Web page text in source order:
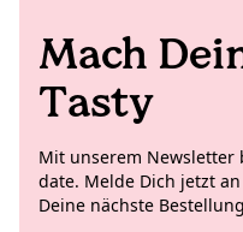
Mach
Tasty
Mit unserem
date. Melde Dich jetzt
Deine nächste